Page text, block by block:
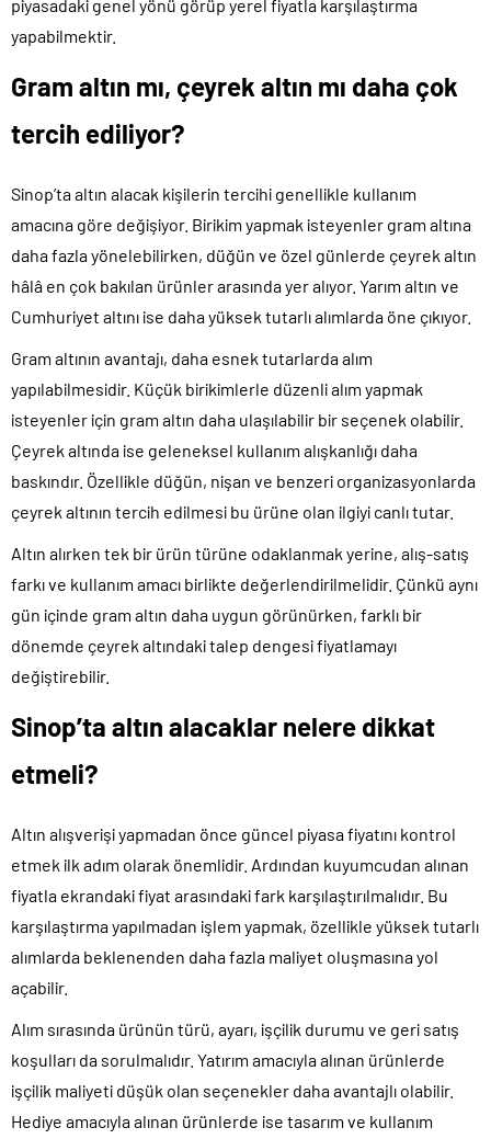
piyasadaki genel yönü görüp yerel fiyatla karşılaştırma
yapabilmektir.
Gram altın mı, çeyrek altın mı daha çok
tercih ediliyor?
Sinop’ta altın alacak kişilerin tercihi genellikle kullanım
amacına göre değişiyor. Birikim yapmak isteyenler gram altına
daha fazla yönelebilirken, düğün ve özel günlerde çeyrek altın
hâlâ en çok bakılan ürünler arasında yer alıyor. Yarım altın ve
Cumhuriyet altını ise daha yüksek tutarlı alımlarda öne çıkıyor.
Gram altının avantajı, daha esnek tutarlarda alım
yapılabilmesidir. Küçük birikimlerle düzenli alım yapmak
isteyenler için gram altın daha ulaşılabilir bir seçenek olabilir.
Çeyrek altında ise geleneksel kullanım alışkanlığı daha
baskındır. Özellikle düğün, nişan ve benzeri organizasyonlarda
çeyrek altının tercih edilmesi bu ürüne olan ilgiyi canlı tutar.
Altın alırken tek bir ürün türüne odaklanmak yerine, alış-satış
farkı ve kullanım amacı birlikte değerlendirilmelidir. Çünkü aynı
gün içinde gram altın daha uygun görünürken, farklı bir
dönemde çeyrek altındaki talep dengesi fiyatlamayı
değiştirebilir.
Sinop’ta altın alacaklar nelere dikkat
etmeli?
Altın alışverişi yapmadan önce güncel piyasa fiyatını kontrol
etmek ilk adım olarak önemlidir. Ardından kuyumcudan alınan
fiyatla ekrandaki fiyat arasındaki fark karşılaştırılmalıdır. Bu
karşılaştırma yapılmadan işlem yapmak, özellikle yüksek tutarlı
alımlarda beklenenden daha fazla maliyet oluşmasına yol
açabilir.
Alım sırasında ürünün türü, ayarı, işçilik durumu ve geri satış
koşulları da sorulmalıdır. Yatırım amacıyla alınan ürünlerde
işçilik maliyeti düşük olan seçenekler daha avantajlı olabilir.
Hediye amacıyla alınan ürünlerde ise tasarım ve kullanım